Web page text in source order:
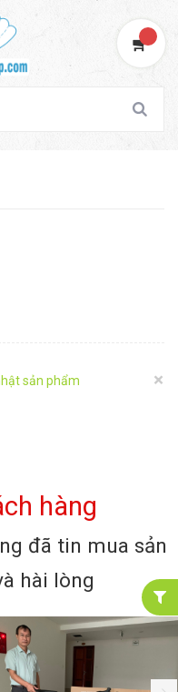
×
sản phẩm
hàng
đã tin mua sản
hài lòng